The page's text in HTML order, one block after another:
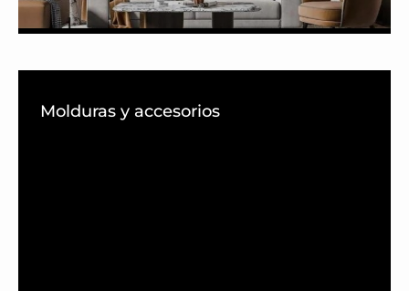
Molduras y accesorios